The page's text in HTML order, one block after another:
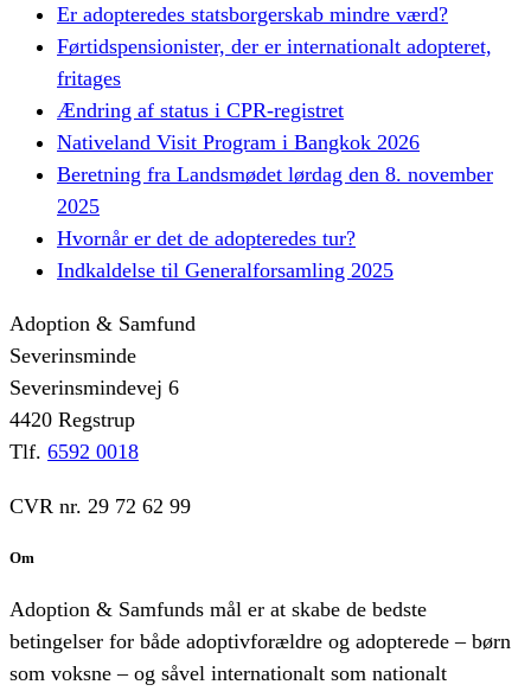
Er adopteredes statsborgerskab mindre værd?
Førtidspensionister, der er internationalt adopteret,
fritages
Ændring af status i CPR-registret
Nativeland Visit Program i Bangkok 2026
Beretning fra Landsmødet lørdag den 8. november
2025
Hvornår er det de adopteredes tur?
Indkaldelse til Generalforsamling 2025
Adoption & Samfund
Severinsminde
Severinsmindevej 6
4420 Regstrup
Tlf. 6592 0018
CVR nr. 29 72 62 99
Om
Adoption & Samfunds mål er at skabe de bedste
betingelser for både adoptivforældre og adopterede – børn
som voksne – og såvel internationalt som nationalt